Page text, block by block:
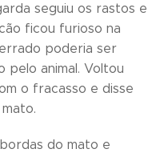
seguiu os rastos e
ficou furioso na
poderia ser
pelo animal. Voltou
o fracasso e disse
do mato e